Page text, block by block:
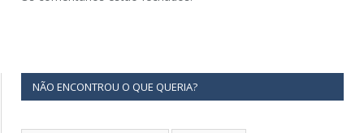
NÃO ENCONTROU O QUE QUERIA?